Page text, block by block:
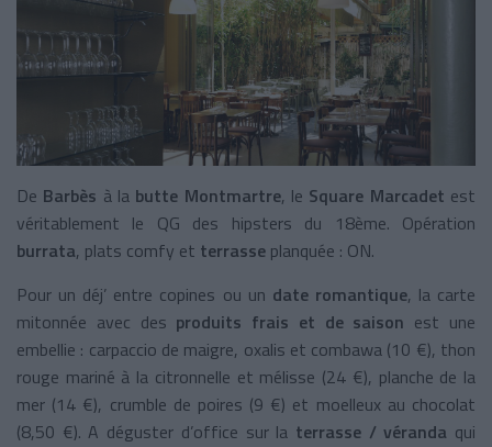
De Barbès à la butte Montmartre, le Square Marcadet est
véritablement le QG des hipsters du 18ème. Opération
burrata, plats comfy et terrasse planquée : ON.
Pour un déj’ entre copines ou un date romantique, la carte
mitonnée avec des produits frais et de saison est une
embellie : carpaccio de maigre, oxalis et combawa (10 €), thon
rouge mariné à la citronnelle et mélisse (24 €), planche de la
mer (14 €), crumble de poires (9 €) et moelleux au chocolat
(8,50 €). A déguster d’office sur la terrasse / véranda qui